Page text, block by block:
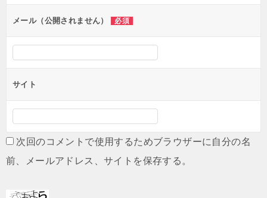
ンメール（公開されません） 必須
サイト
次回のコメントで使用するためブラウザーに自分の名
前、メールアドレス、サイトを保存する。